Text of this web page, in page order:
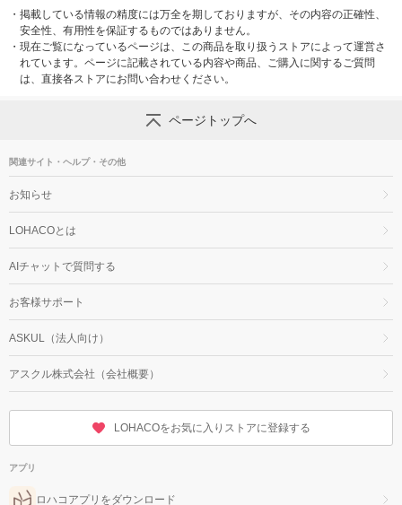
・ 掲載している情報の精度には万全を期しておりますが、その内容の正確性、
安全性、有用性を保証するものではありません。
・ 現在ご覧になっているページは、この商品を取り扱うストアによって運営さ
れています。ページに記載されている内容や商品、ご購入に関するご質問
は、直接各ストアにお問い合わせください。
ページトップへ
関連サイト・ヘルプ・その他
お知らせ
LOHACOとは
AIチャットで質問する
お客様サポート
ASKUL（法人向け）
アスクル株式会社（会社概要）
LOHACOをお気に入りストアに登録する
アプリ
ロハコアプリをダウンロード